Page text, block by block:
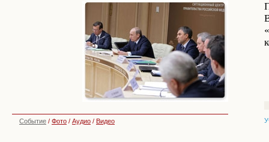
Событие / Фото / Аудио / Видео